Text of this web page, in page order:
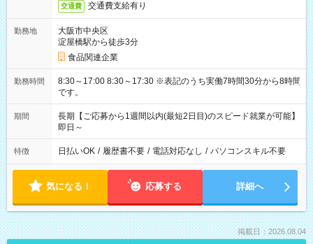
交通費 交通費支給有り
勤務地
大阪市中央区
淀屋橋駅から徒歩3分
食品関連企業
勤務時間
8:30～17:00 8:30～17:30 ※表記のうち実働7時間30分から8時間
です。
期間
長期【ご応募から1週間以内(最短2日目)のスピード就業が可能】
即日～
特徴 日払いOK / 履歴書不要 / 電話対応なし / パソコンスキル不要
気になる！ 応募する 詳細へ
掲載日：2026.08.04